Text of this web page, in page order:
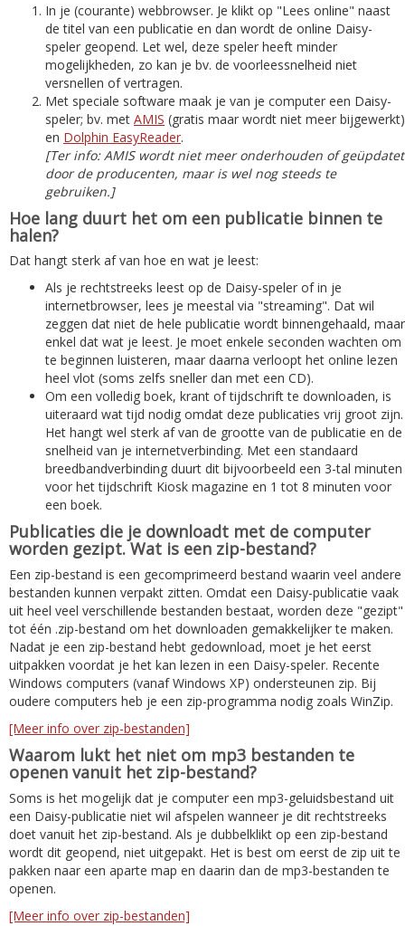
In je (courante) webbrowser. Je klikt op "Lees online" naast
de titel van een publicatie en dan wordt de online Daisy-
speler geopend. Let wel, deze speler heeft minder
mogelijkheden, zo kan je bv. de voorleessnelheid niet
versnellen of vertragen.
Met speciale software maak je van je computer een Daisy-
speler; bv. met AMIS (gratis maar wordt niet meer bijgewerkt)
en Dolphin EasyReader.
[Ter info: AMIS wordt niet meer onderhouden of geüpdatet
door de producenten, maar is wel nog steeds te
gebruiken.]
Hoe lang duurt het om een publicatie binnen te
halen?
Dat hangt sterk af van hoe en wat je leest:
Als je rechtstreeks leest op de Daisy-speler of in je
internetbrowser, lees je meestal via "streaming". Dat wil
zeggen dat niet de hele publicatie wordt binnengehaald, maar
enkel dat wat je leest. Je moet enkele seconden wachten om
te beginnen luisteren, maar daarna verloopt het online lezen
heel vlot (soms zelfs sneller dan met een CD).
Om een volledig boek, krant of tijdschrift te downloaden, is
uiteraard wat tijd nodig omdat deze publicaties vrij groot zijn.
Het hangt wel sterk af van de grootte van de publicatie en de
snelheid van je internetverbinding. Met een standaard
breedbandverbinding duurt dit bijvoorbeeld een 3-tal minuten
voor het tijdschrift Kiosk magazine en 1 tot 8 minuten voor
een boek.
Publicaties die je downloadt met de computer
worden gezipt. Wat is een zip-bestand?
Een zip-bestand is een gecomprimeerd bestand waarin veel andere
bestanden kunnen verpakt zitten. Omdat een Daisy-publicatie vaak
uit heel veel verschillende bestanden bestaat, worden deze "gezipt"
tot één .zip-bestand om het downloaden gemakkelijker te maken.
Nadat je een zip-bestand hebt gedownload, moet je het eerst
uitpakken voordat je het kan lezen in een Daisy-speler. Recente
Windows computers (vanaf Windows XP) ondersteunen zip. Bij
oudere computers heb je een zip-programma nodig zoals WinZip.
[Meer info over zip-bestanden]
Waarom lukt het niet om mp3 bestanden te
openen vanuit het zip-bestand?
Soms is het mogelijk dat je computer een mp3-geluidsbestand uit
een Daisy-publicatie niet wil afspelen wanneer je dit rechtstreeks
doet vanuit het zip-bestand. Als je dubbelklikt op een zip-bestand
wordt dit geopend, niet uitgepakt. Het is best om eerst de zip uit te
pakken naar een aparte map en daarin dan de mp3-bestanden te
openen.
[Meer info over zip-bestanden]